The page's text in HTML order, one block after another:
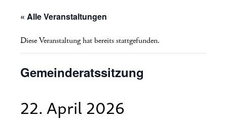
« Alle Veranstaltungen
Diese Veranstaltung hat bereits stattgefunden.
Gemeinderatssitzung
22. April 2026